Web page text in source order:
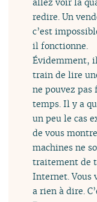
redire. Un
c’est
il fonctionne.
Évidemment,
train de lire
ne pouvez pas
temps. Il y a
un peu le cas
de vous
machines ne
traitement de
Internet. Vous
a rien à dire.